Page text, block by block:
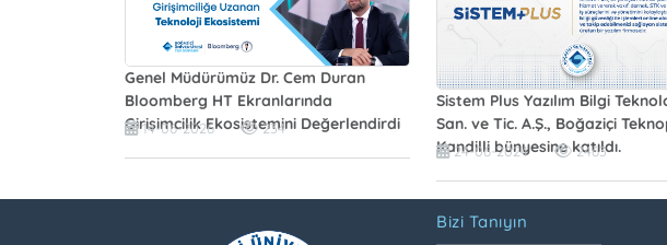
Genel Müdürümüz Dr. Cem Duran
Bloomberg HT Ekranlarında
Girişimcilik Ekosistemini Değerlendirdi
14-06-2026 234
Sistem Plus Yazılım Bilgi
San. ve Tic. A.Ş., Boğaziçi
Kandilli bünyesine katıldı.
24-06-2024 2463
Bizi Tanıyın